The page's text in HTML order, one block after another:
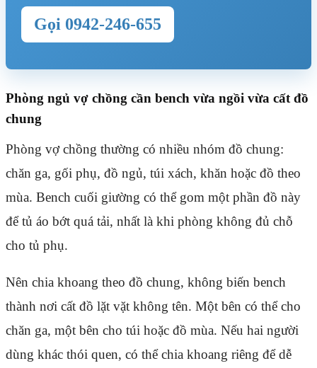
Gọi 0942-246-655
Phòng ngủ vợ chồng cần bench vừa ngồi vừa cất đồ
chung
Phòng vợ chồng thường có nhiều nhóm đồ chung:
chăn ga, gối phụ, đồ ngủ, túi xách, khăn hoặc đồ theo
mùa. Bench cuối giường có thể gom một phần đồ này
để tủ áo bớt quá tải, nhất là khi phòng không đủ chỗ
cho tủ phụ.
Nên chia khoang theo đồ chung, không biến bench
thành nơi cất đồ lặt vặt không tên. Một bên có thể cho
chăn ga, một bên cho túi hoặc đồ mùa. Nếu hai người
dùng khác thói quen, có thể chia khoang riêng để dễ